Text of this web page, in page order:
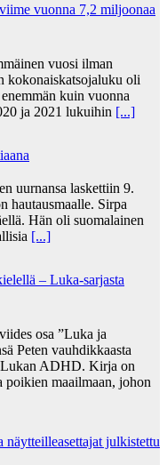
vuonna 7,2 miljoonaa
vuosi ilman
kokonaiskatsojaluku oli
kuin vuonna
ja 2021 lukuihin [...]
uurnansa laskettiin 9.
hautausmaalle. Sirpa
Hän oli suomalainen
[...]
– Luka-sarjasta
osa ”Luka ja
Peten vauhdikkaasta
Lukan ADHD. Kirja on
maailmaan, johon
julkistettu